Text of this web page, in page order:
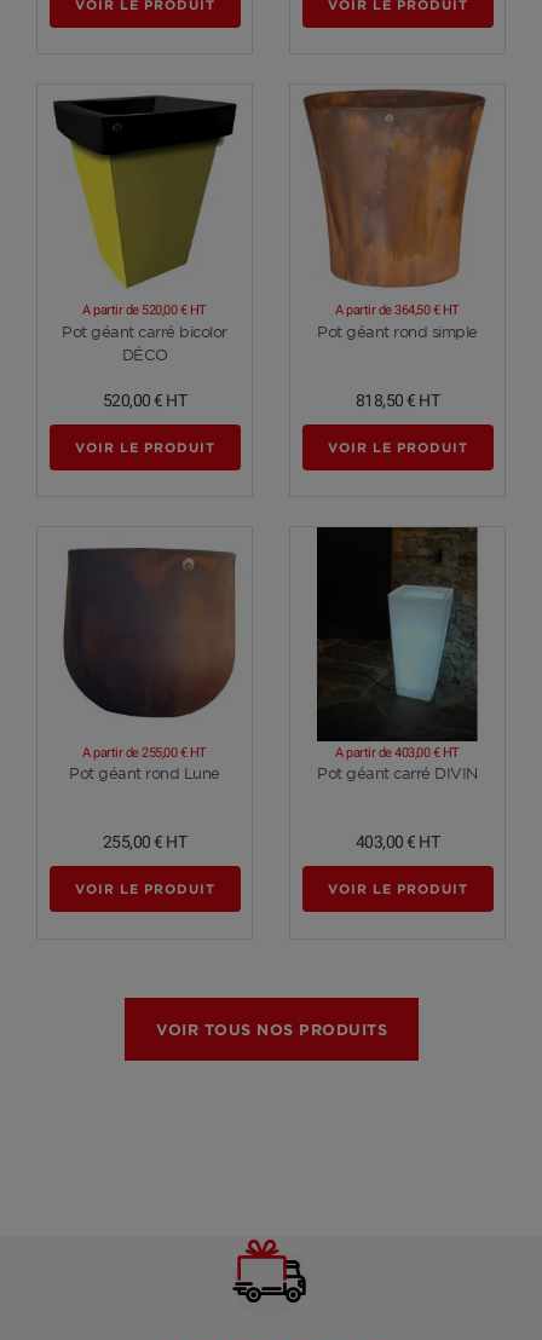
VOIR LE PRODUIT VOIR LE PRODUIT
Voir plus
Pot géant carré bicolor
DÉCO
A partir de 520,00 € HT
520,00 € HT
VOIR LE PRODUIT
Voir plus
Pot géant rond simple
A partir de364,50 € HT
818,50 € HT
VOIR LE PRODUIT
Voir plus
Pot géant rond Lune
A partir de255,00 € HT
255,00 € HT
VOIR LE PRODUIT
Voir plus
Pot géant carré DIVIN
A partir de403,00 € HT
403,00 € HT
VOIR LE PRODUIT
VOIR TOUS NOS PRODUITS